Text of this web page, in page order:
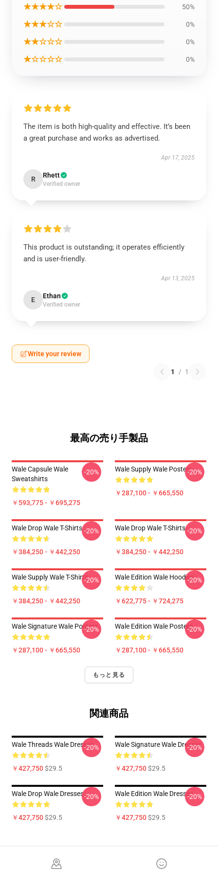
★★★★☆ 50%
★★★☆☆ 0%
★★☆☆☆ 0%
★☆☆☆☆ 0%
The item is both high-quality and effective. It’s been
a great purchase and works as advertised.
Apr 17, 2025
R Rhett
Verified owner
This product is outstanding; it operates efficiently
and is user-friendly.
Apr 13, 2025
E Ethan
Verified owner
Write your review
1 / 1
最高の売り手製品
Wale Capsule Wale
Sweatshirts
￥593,775 - ￥695,275
-20% Wale Supply Wale Posters
￥287,100 - ￥665,550
-20%
Wale Drop Wale T-Shirts
￥384,250 - ￥442,250
-20% Wale Drop Wale T-Shirts
￥384,250 - ￥442,250
-20%
Wale Supply Wale T-Shirts
￥384,250 - ￥442,250
-20% Wale Edition Wale Hoodies
￥622,775 - ￥724,275
-20%
Wale Signature Wale Posters
￥287,100 - ￥665,550
-20% Wale Edition Wale Posters
￥287,100 - ￥665,550
-20%
もっと見る
関連商品
Wale Threads Wale Dresses
￥427,750$29.5
-20% Wale Signature Wale Dresses
￥427,750$29.5
-20%
Wale Drop Wale Dresses
￥427,750$29.5
-20% Wale Edition Wale Dresses
￥427,750$29.5
-20%